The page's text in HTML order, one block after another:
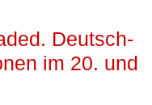
Deutsch-
im 20. und